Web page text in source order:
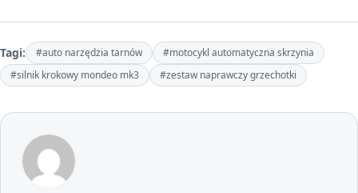
Tagi: #auto narzędzia tarnów
#motocykl automatyczna skrzynia
#silnik krokowy mondeo mk3
#zestaw naprawczy grzechotki